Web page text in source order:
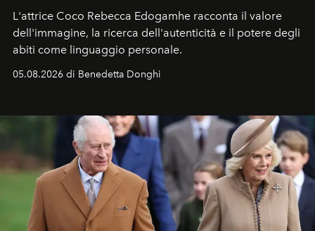
L'attrice Coco Rebecca Edogamhe racconta il valore
dell'immagine, la ricerca dell'autenticità e il potere degli
abiti come linguaggio personale.
05.08.2026 di Benedetta Donghi